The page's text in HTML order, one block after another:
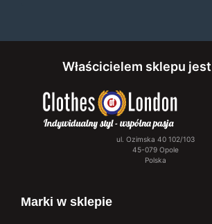
Właścicielem sklepu
ul. Ozimska 40 102/103
45-079 Opole
Polska
Marki w sklepie